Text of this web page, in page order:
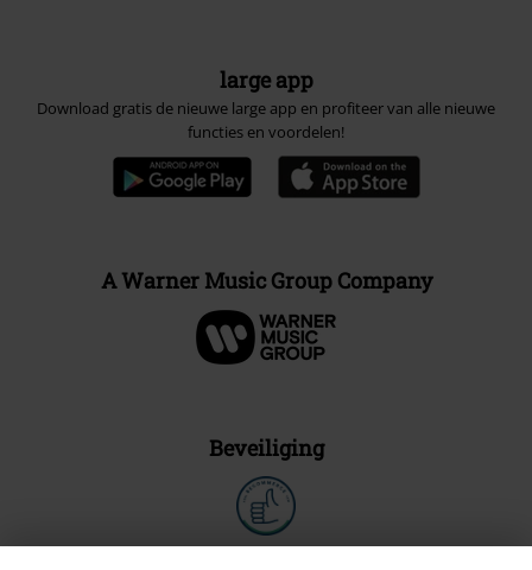
large app
Download gratis de nieuwe large app en profiteer van alle nieuwe
functies en voordelen!
A Warner Music Group Company
Beveiliging